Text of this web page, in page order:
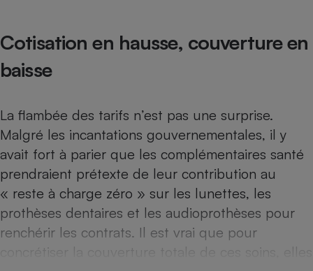
Cotisation en hausse, couverture en
baisse
La flambée des tarifs n’est pas une surprise.
Malgré les incantations gouvernementales, il y
avait fort à parier que les complémentaires santé
prendraient prétexte de leur contribution au
« reste à charge zéro » sur les lunettes, les
prothèses dentaires et les audioprothèses pour
renchérir les contrats. Il est vrai que pour
concrétiser la couverture totale de ces soins, elles
Climatiseur -
Antivirus
Climatiseur -
Ventilateur